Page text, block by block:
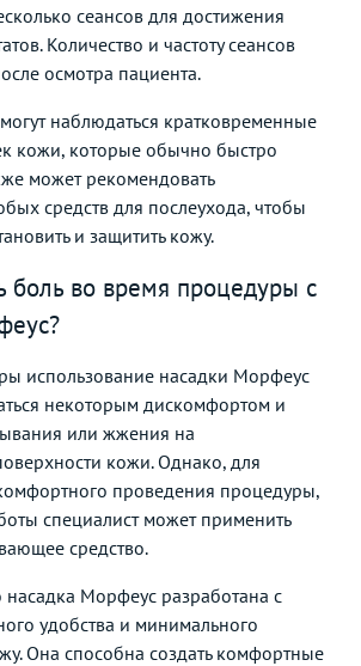
сеансов для достижения
Количество и частоту сеансов
осмотра пациента.
наблюдаться кратковременные
кожи, которые обычно быстро
может рекомендовать
средств для послеухода, чтобы
и защитить кожу.
боль во время процедуры с
использование насадки Морфеус
некоторым дискомфортом и
или жжения на
кожи. Однако, для
проведения процедуры,
специалист может применить
средство.
насадка Морфеус разработана с
удобства и минимального
Она способна создать комфортные